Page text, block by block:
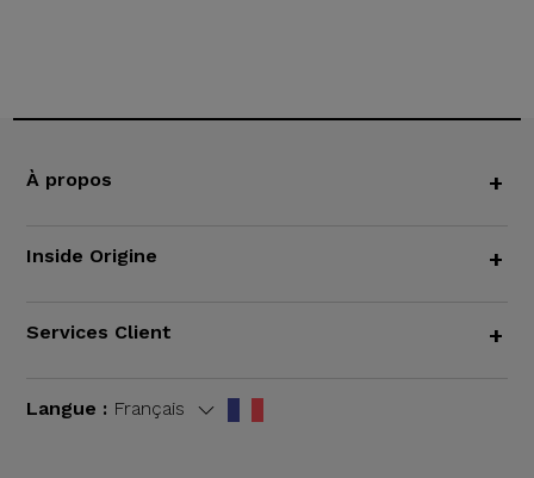
À propos +
Inside Origine +
Services Client +
Langue : Français